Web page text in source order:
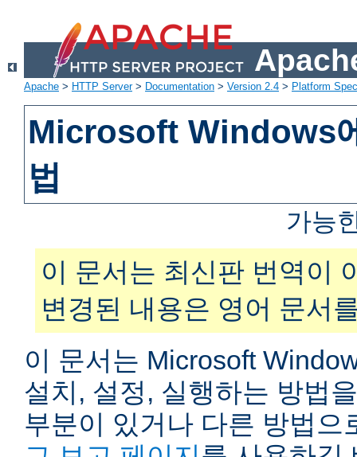
Apache > HTTP Server> Documentation > Version 2.4 > Platform
Microsoft Windows
법
가능
이 문서는 최신판 번역이
변경된 내용은 영어 문서
이 문서는 Microsoft
설치, 설정, 실행하는 방법
부분이 있거나 다른 방법